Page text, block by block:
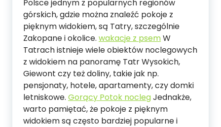
Polsce jednym z popularnych regionów
górskich, gdzie można znaleźć pokoje z
pięknym widokiem, są Tatry, szczególnie
Zakopane i okolice. wakacje z psemW
Tatrach istnieje wiele obiektów noclegowych
z widokiem na panoramę Tatr Wysokich,
Giewont czy też doliny, takie jak np.
pensjonaty, hotele, apartamenty, czy domki
letniskowe. Gorący Potok noclegJednakże,
warto pamiętać, że pokoje z pięknym
widokiem są często bardziej popularne i